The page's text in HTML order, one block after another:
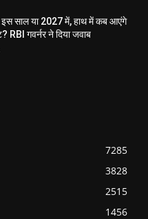
साल या 2027 में, हाथ में कब आएंगे
RBI गवर्नर ने दिया जवाब
7285
3828
2515
1456